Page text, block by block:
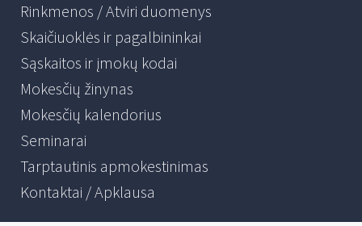
Rinkmenos / Atviri duomenys
Skaičiuoklės ir pagalbininkai
Sąskaitos ir įmokų kodai
Mokesčių žinynas
Mokesčių kalendorius
Seminarai
Tarptautinis apmokestinimas
Kontaktai / Apklausa